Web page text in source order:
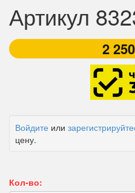
Артикул
2 250
Войдите или
цену.
Кол-во: